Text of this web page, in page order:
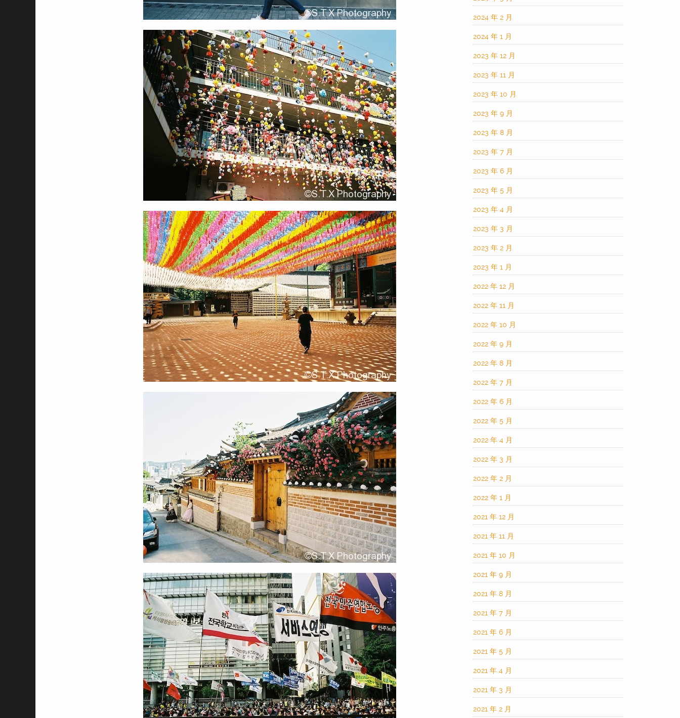
2024 年 2 月
2024 年 1 月
2023 年 12 月
2023 年 11 月
2023 年 10 月
2023 年 9 月
2023 年 8 月
2023 年 7 月
2023 年 6 月
2023 年 5 月
2023 年 4 月
2023 年 3 月
2023 年 2 月
2023 年 1 月
2022 年 12 月
2022 年 11 月
2022 年 10 月
2022 年 9 月
2022 年 8 月
2022 年 7 月
2022 年 6 月
2022 年 5 月
2022 年 4 月
2022 年 3 月
2022 年 2 月
2022 年 1 月
2021 年 12 月
2021 年 11 月
2021 年 10 月
2021 年 9 月
2021 年 8 月
2021 年 7 月
2021 年 6 月
2021 年 5 月
2021 年 4 月
2021 年 3 月
2021 年 2 月